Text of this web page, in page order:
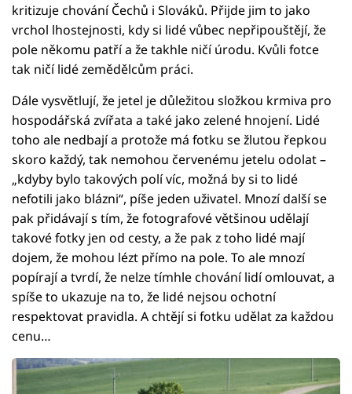
kritizuje chování Čechů i Slováků. Přijde jim to jako
vrchol lhostejnosti, kdy si lidé vůbec nepřipouštějí, že
pole někomu patří a že takhle ničí úrodu. Kvůli fotce
tak ničí lidé zemědělcům práci.
Dále vysvětlují, že jetel je důležitou složkou krmiva pro
hospodářská zvířata a také jako zelené hnojení. Lidé
toho ale nedbají a protože má fotku se žlutou řepkou
skoro každý, tak nemohou červenému jetelu odolat –
„kdyby bylo takových polí víc, možná by si to lidé
nefotili jako blázni“, píše jeden uživatel. Mnozí další se
pak přidávají s tím, že fotografové většinou udělají
takové fotky jen od cesty, a že pak z toho lidé mají
dojem, že mohou lézt přímo na pole. To ale mnozí
popírají a tvrdí, že nelze tímhle chování lidí omlouvat, a
spíše to ukazuje na to, že lidé nejsou ochotní
respektovat pravidla. A chtějí si fotku udělat za každou
cenu…